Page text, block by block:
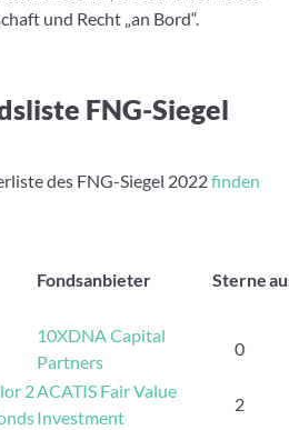
und Recht „an Bord“.
FNG-Siegel
des FNG-Siegel 2022finden
Fondsanbieter Sterne
10XDNA Capital
Partners
0
2ACATIS Fair Value
Investment
2